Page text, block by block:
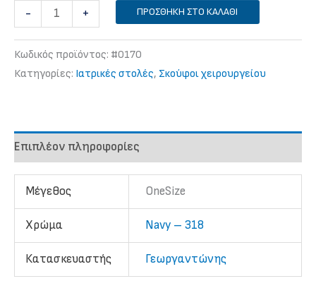
-
Σκούφος
χειρουργείου
+ ΠΡΟΣΘΉΚΗ ΣΤΟ ΚΑΛΆΘΙ
Κωδικός προϊόντος: #0170
Κατηγορίες: Iατρικές στολές, Σκούφοι χειρουργείου
Επιπλέον πληροφορίες
Μέγεθος OneSize
Χρώμα Navy – 318
Κατασκευαστής Γεωργαντώνης